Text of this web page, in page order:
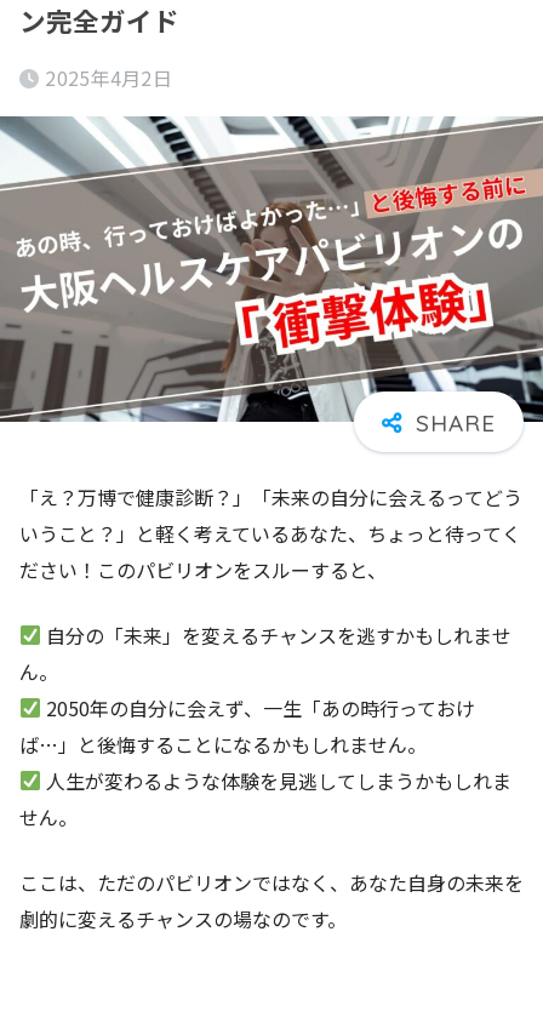
ン完全ガイド
2025年4月2日
「え？万博で健康診断？」「未来の自分に会えるってどう
いうこと？」と軽く考えているあなた、ちょっと待ってく
ださい！このパビリオンをスルーすると、
自分の「未来」を変えるチャンスを逃すかもしれませ
ん。
2050年の自分に会えず、一生「あの時行っておけ
ば…」と後悔することになるかもしれません。
人生が変わるような体験を見逃してしまうかもしれま
せん。
ここは、ただのパビリオンではなく、あなた自身の未来を
劇的に変えるチャンスの場なのです。